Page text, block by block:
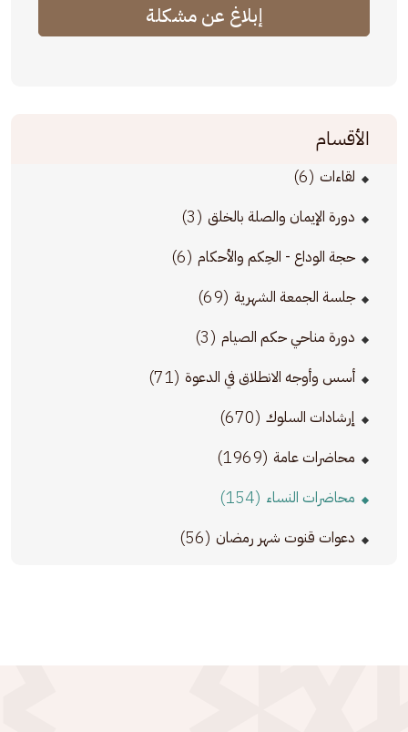
إبلاغ عن مشكلة
الأقسام
لقاءات (6)
دورة الإيمان والصلة بالخلق (3)
حجة الوداع - الحِكم والأحكام (6)
جلسة الجمعة الشهرية (69)
دورة مناحي حكم الصيام (3)
أسس وأوجه الانطلاق في الدعوة (71)
إرشادات السلوك (670)
محاضرات عامة (1969)
محاضرات النساء (154)
دعوات قنوت شهر رمضان (56)